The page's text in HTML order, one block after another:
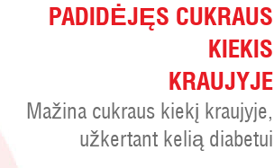
PADIDĖJĘS CUKRAUS
KIEKIS
KRAUJYJE
Mažina cukraus kiekį kraujyje,
užkertant kelią diabetui